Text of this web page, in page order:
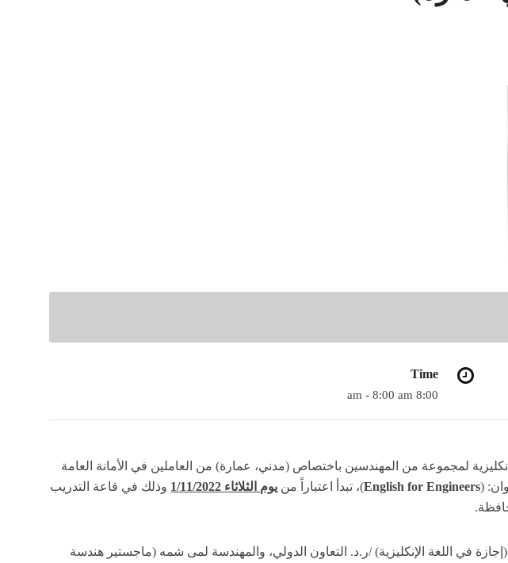
Time
8:00 am - 8:00 am
لمجموعة من المهندسين باختصاص (مدني، عمارة) من العاملين في الأمانة العامة
(
English for Engineers)، تبدأ اعتباراً من يوم الثلاثاء 1/11/2022
وذلك في قاعة التدريب
(إجازة في اللغة الإنكليزية) /ر.د. التعاون الدولي، والمهندسة لمى شمه (ماجستير هندسة